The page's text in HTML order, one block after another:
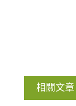
相關文章